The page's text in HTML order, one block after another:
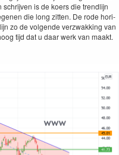
is de koers die trendli­jn
die long zit­ten. De rode hor­i­
zo de vol­gende verzwakking van
tijd dat u daar werk van maakt.